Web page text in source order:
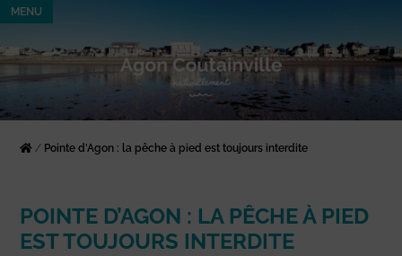
MENU
/ Pointe d’Agon : la pêche à pied est toujours interdite
POINTE D’AGON : LA PÊCHE À PIED
EST TOUJOURS INTERDITE